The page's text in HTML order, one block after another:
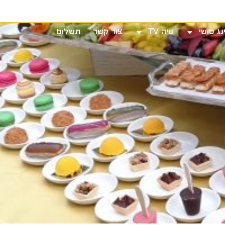
סושי נויה TV צור קשר תשלום